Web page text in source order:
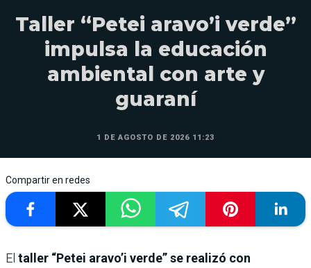
Taller “Petei aravo’i verde”
impulsa la educación
ambiental con arte y
guaraní
1 DE AGOSTO DE 2026 11:23
Compartir en redes
El taller “Petei aravo’i verde” se realizó con